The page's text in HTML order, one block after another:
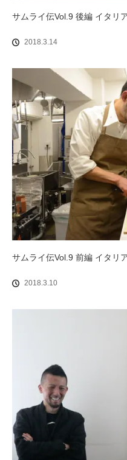
サムライ伝Vol.9 後編 イタリ
2018.3.14
サムライ伝Vol.9 前編 イタリ
2018.3.10